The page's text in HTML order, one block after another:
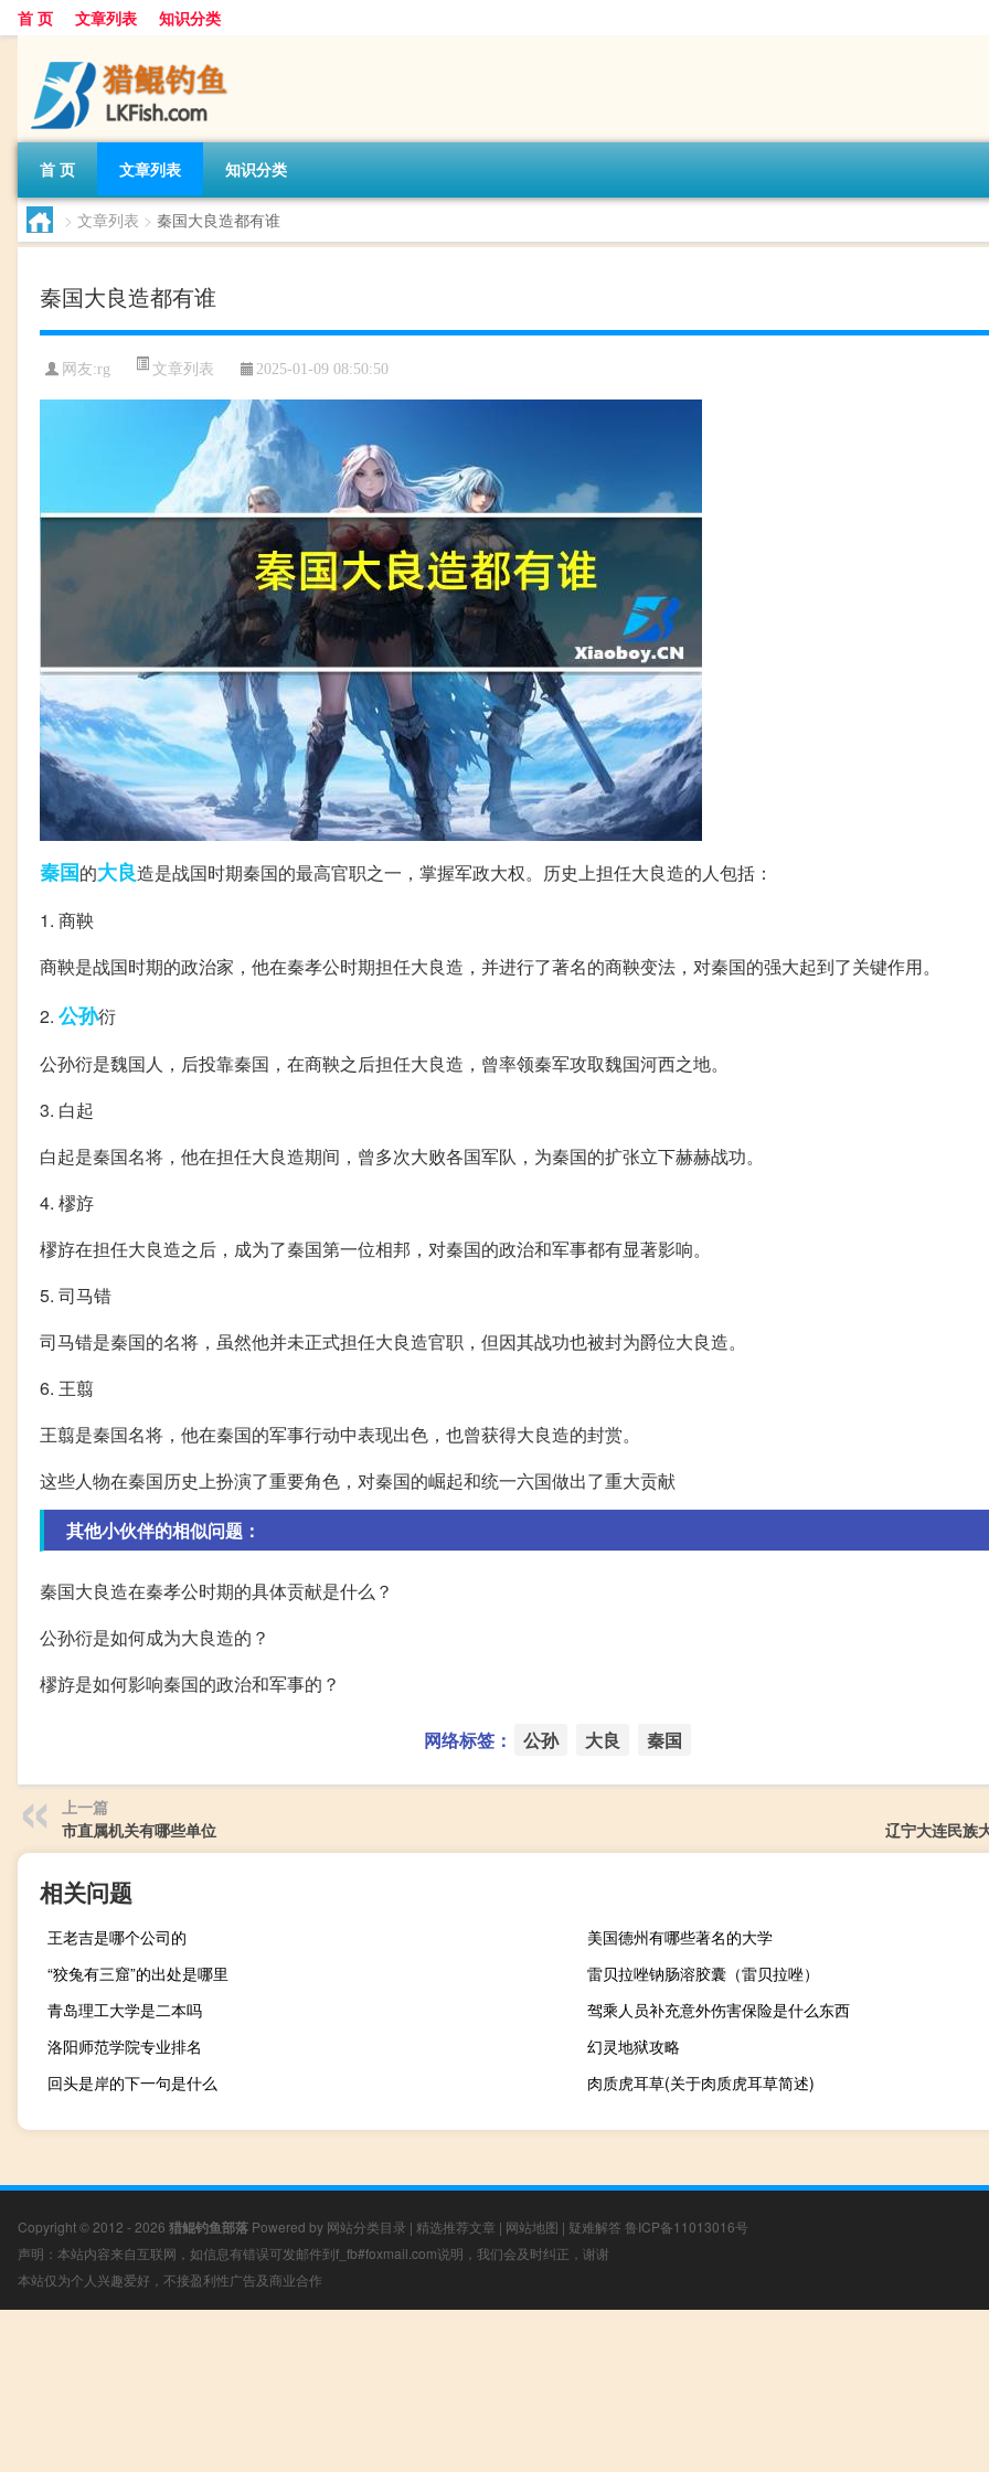
首 页 文章列表 知识分类
首 页 文章列表 知识分类
> 文章列表 > 秦国大良造都有谁
秦国大良造都有谁
网友:rg 文章列表 2025-01-09 08:50:50
秦国的大良造是战国时期秦国的最高官职之一，掌握军政大权。历史上担任大良造的人包括：
1. 商鞅
商鞅是战国时期的政治家，他在秦孝公时期担任大良造，并进行了著名的商鞅变法，对秦国的强大起到了关键作用。
2. 公孙衍
公孙衍是魏国人，后投靠秦国，在商鞅之后担任大良造，曾率领秦军攻取魏国河西之地。
3. 白起
白起是秦国名将，他在担任大良造期间，曾多次大败各国军队，为秦国的扩张立下赫赫战功。
4. 樛斿
樛斿在担任大良造之后，成为了秦国第一位相邦，对秦国的政治和军事都有显著影响。
5. 司马错
司马错是秦国的名将，虽然他并未正式担任大良造官职，但因其战功也被封为爵位大良造。
6. 王翦
王翦是秦国名将，他在秦国的军事行动中表现出色，也曾获得大良造的封赏。
这些人物在秦国历史上扮演了重要角色，对秦国的崛起和统一六国做出了重大贡献
其他小伙伴的相似问题：
秦国大良造在秦孝公时期的具体贡献是什么？
公孙衍是如何成为大良造的？
樛斿是如何影响秦国的政治和军事的？
网络标签： 公孙 大良 秦国
上一篇
市直属机关有哪些单位
辽宁大连民族
相关问题
王老吉是哪个公司的
美国德州有哪些著名的大学
“狡兔有三窟”的出处是哪里
雷贝拉唑钠肠溶胶囊（雷贝拉唑）
青岛理工大学是二本吗
驾乘人员补充意外伤害保险是什么东西
洛阳师范学院专业排名
幻灵地狱攻略
回头是岸的下一句是什么
肉质虎耳草(关于肉质虎耳草简述)
Copyright © 2012 - 2026 猎鲲钓鱼部落 Powered by 网站分类目录 | 精选推荐文章 | 网站地图 | 疑难解答 鲁ICP备11013016号
声明：本站内容来自互联网，如信息有错误可发邮件到f_fb#foxmail.com说明，我们会及时纠正，谢谢
本站仅为个人兴趣爱好，不接盈利性广告及商业合作